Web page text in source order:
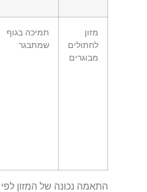
מזון
לחתולים
מבוגרים
תמיכה בגוף
שמתבגר
התאמה נכונה של המזון